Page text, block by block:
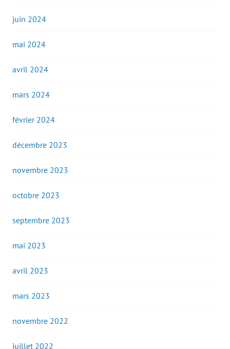
juin 2024
mai 2024
avril 2024
mars 2024
février 2024
décembre 2023
novembre 2023
octobre 2023
septembre 2023
mai 2023
avril 2023
mars 2023
novembre 2022
juillet 2022